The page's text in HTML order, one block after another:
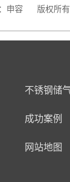
申容 版权所有
不锈钢储
成功案例
网站地图